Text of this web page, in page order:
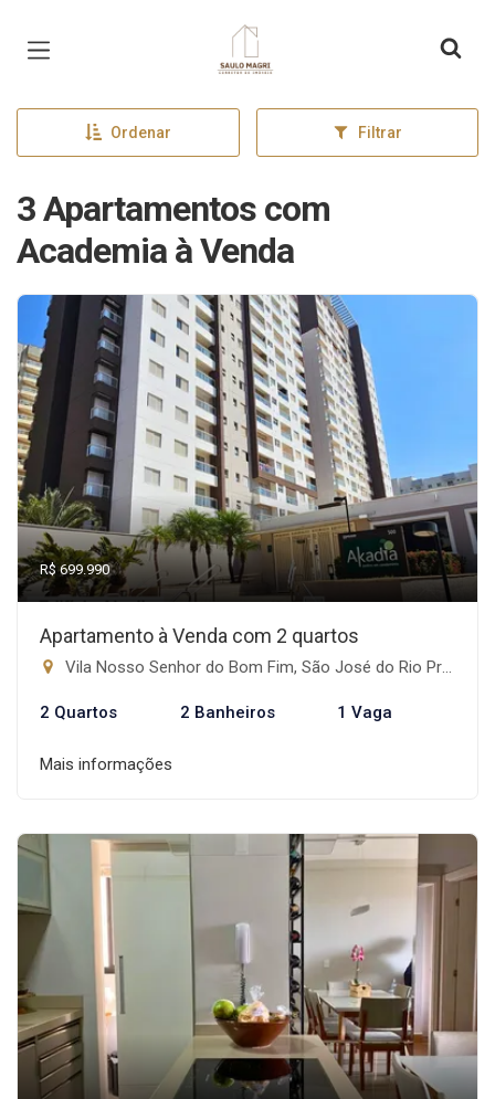
Página inicial
Ordenar Filtrar
3 Apartamentos com
Academia à Venda
R$ 699.990
Apartamento à Venda com 2 quartos
Vila Nosso Senhor do Bom Fim, São José do Rio Preto-SP
2 Quartos 2 Banheiros 1 Vaga
Mais informações